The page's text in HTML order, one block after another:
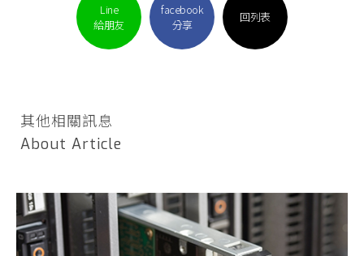
Line
給朋友
facebook
分享
回列表
其他相關訊息
About Article